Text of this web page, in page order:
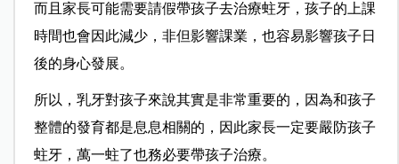
而且家長可能需要請假帶孩子去治療蛀牙，孩子的上課
時間也會因此減少，非但影響課業，也容易影響孩子日
後的身心發展。
所以，乳牙對孩子來說其實是非常重要的，因為和孩子
整體的發育都是息息相關的，因此家長一定要嚴防孩子
蛀牙，萬一蛀了也務必要帶孩子治療。